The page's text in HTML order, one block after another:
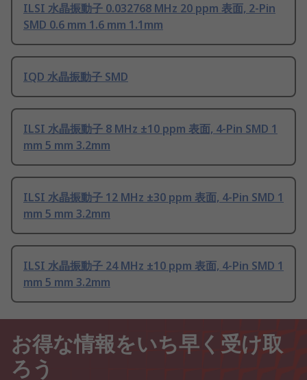
ILSI 水晶振動子 0.032768 MHz 20 ppm 表面, 2-Pin
SMD 0.6 mm 1.6 mm 1.1mm
IQD 水晶振動子 SMD
ILSI 水晶振動子 8 MHz ±10 ppm 表面, 4-Pin SMD 1
mm 5 mm 3.2mm
ILSI 水晶振動子 12 MHz ±30 ppm 表面, 4-Pin SMD 1
mm 5 mm 3.2mm
ILSI 水晶振動子 24 MHz ±10 ppm 表面, 4-Pin SMD 1
mm 5 mm 3.2mm
お得な情報をいち早く受け取
ろう